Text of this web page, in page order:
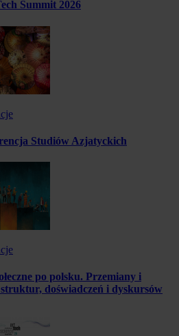
Summit 2026
Studiów Azjatyckich
po polsku. Przemiany i
struktur, doświadczeń i dyskursów